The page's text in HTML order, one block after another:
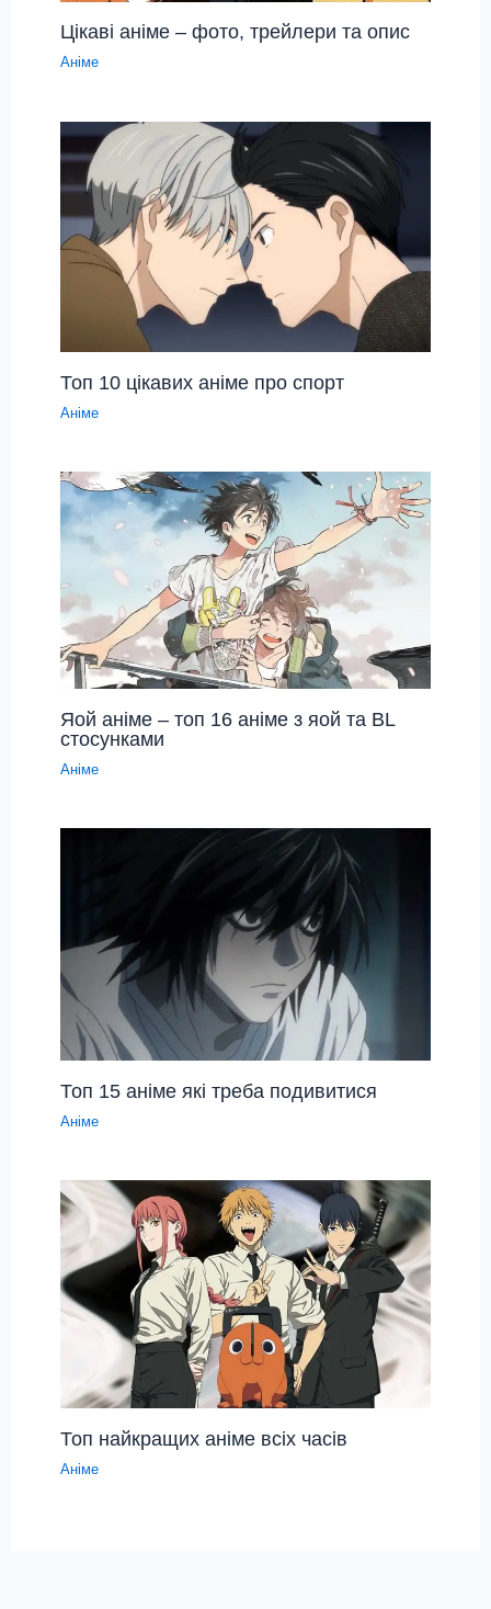
Цікаві аніме – фото, трейлери та опис
Аніме
Топ 10 цікавих аніме про спорт
Аніме
Яой аніме – топ 16 аніме з яой та BL
стосунками
Аніме
Топ 15 аніме які треба подивитися
Аніме
Топ найкращих аніме всіх часів
Аніме